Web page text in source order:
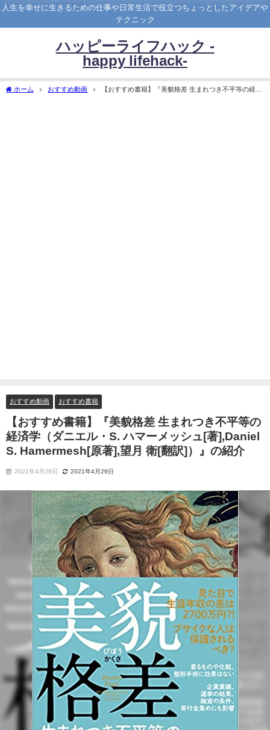
人生を幸せに生きるための仕事や日常生活で役立つちょっとしたアイデアや
テクニック
ハッピーライフハック -
happy lifehack-
ホーム おすすめ動画
【おすすめ書籍】『美貌格差 生まれつき不平等の経済
おすすめ動画 おすすめ書籍
【おすすめ書籍】『美貌格差 生まれつき不平等の
経済学（ダニエル・S. ハマーメッシュ[著],Daniel
S. Hamermesh[原著],望月 衛[翻訳]）』の紹介
2021年4月29日 2021年4月29日